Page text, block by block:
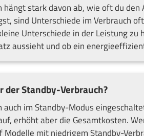
hängt stark davon ab, wie oft du
sind Unterschiede im Verbrauch
Unterschiede in der Leistung
aussieht und ob ein
Standby-Verbrauch?
auch im Standby-Modus
erhöht aber die Gesamtkosten.
mit niedrigem Standby-